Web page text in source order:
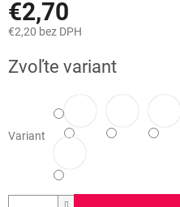
€2,70
€2,20 bez DPH
cena:
Zvoľte variant
Variant